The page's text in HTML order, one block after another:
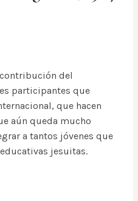
del
participantes que
que hacen
aún queda mucho
a tantos jóvenes que
jesuitas.